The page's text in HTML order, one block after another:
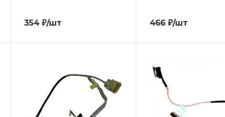
354 ₽/шт 466₽/шт